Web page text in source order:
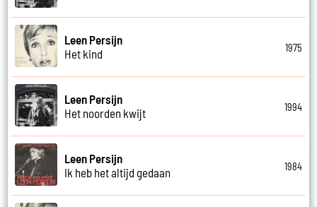
Leen Persijn
Het kind
1975
Leen Persijn
Het noorden kwijt
1994
Leen Persijn
Ik heb het altijd gedaan
1984